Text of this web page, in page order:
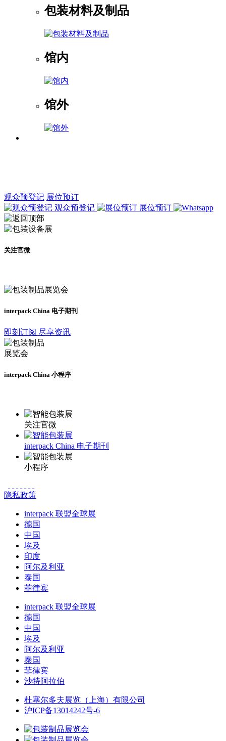
包装材料及制品
馆内
馆外
观众预登记 展位预订
观众预登记
展位预订
关注官微
interpack China 电子期刊
即刻订阅 尽享资讯
interpack China 小程序
关注官微
interpack China 电子期刊
小程序
隐私政策
interpack 联盟全球展
德国
中国
埃及
印度
阿尔及利亚
泰国
菲律宾
interpack 联盟全球展
德国
中国
埃及
阿尔及利亚
泰国
菲律宾
沙特阿拉伯
杜塞尔多夫展览（上海）有限公司
沪ICP备13014242号-6